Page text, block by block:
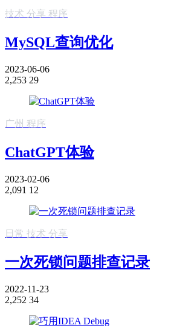
技术 分享 程序
MySQL查询优化
2023-06-06
2,253 29
广州 程序
ChatGPT体验
2023-02-06
2,091 12
日常 技术 分享
一次死锁问题排查记录
2022-11-23
2,252 34